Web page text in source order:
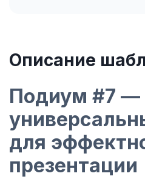
Описание
Подиум #7 —
для
презентации